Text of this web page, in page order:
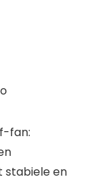
fan:
stabiele en